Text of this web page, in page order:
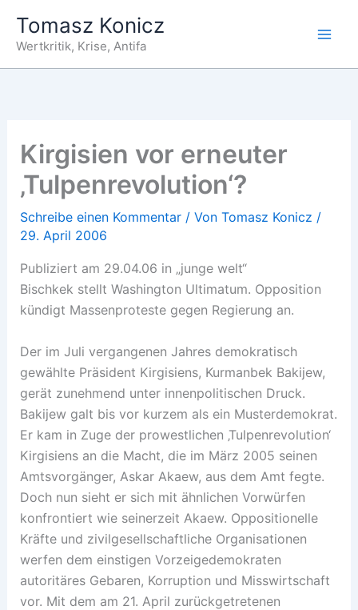
Inhalt
springen
Tomasz Konicz
Wertkritik, Krise, Antifa
Kirgisien vor erneuter
‚Tulpenrevolution‘?
Schreibe einen Kommentar / Von Tomasz Konicz /
29. April 2006
Publiziert am 29.04.06 in „junge welt“
Bischkek stellt Washington Ultimatum. Opposition
kündigt Massenproteste gegen Regierung an.
Der im Juli vergangenen Jahres demokratisch
gewählte Präsident Kirgisiens, Kurmanbek Bakijew,
gerät zunehmend unter innenpolitischen Druck.
Bakijew galt bis vor kurzem als ein Musterdemokrat.
Er kam in Zuge der prowestlichen ‚Tulpenrevolution‘
Kirgisiens an die Macht, die im März 2005 seinen
Amtsvorgänger, Askar Akaew, aus dem Amt fegte.
Doch nun sieht er sich mit ähnlichen Vorwürfen
konfrontiert wie seinerzeit Akaew. Oppositionelle
Kräfte und zivilgesellschaftliche Organisationen
werfen dem einstigen Vorzeigedemokraten
autoritäres Gebaren, Korruption und Misswirtschaft
vor. Mit dem am 21. April zurückgetretenen